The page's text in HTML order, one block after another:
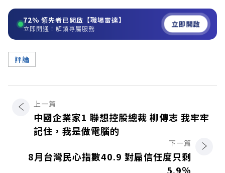
72% 領先者已開啟【職場雷達】
立即開通！解鎖專屬服務 立即開啟
評論
上一篇
中國企業家1 聯想控股總裁 柳傳志 我牢牢
記住，我是做電腦的
下一篇
8月台灣民心指數40.9 對扁信任度只剩
5.9％